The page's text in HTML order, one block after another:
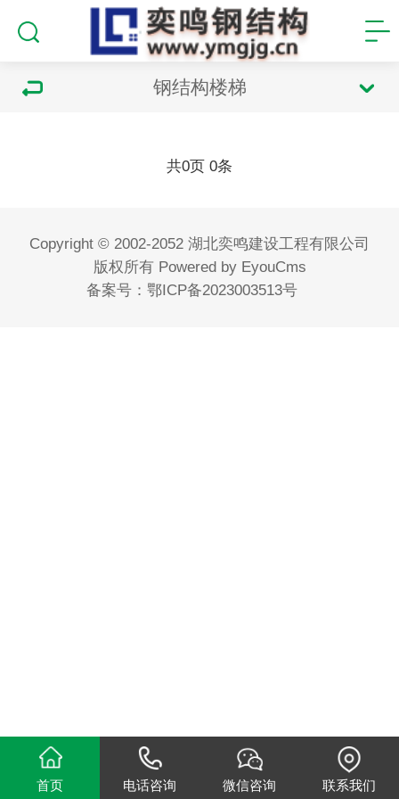
钢结构楼梯
共0页 0条
Copyright © 2002-2052 湖北奕鸣建设工程有限公司
版权所有Powered by EyouCms
备案号： 鄂ICP备2023003513号
首页 电话咨询 微信咨询 联系我们